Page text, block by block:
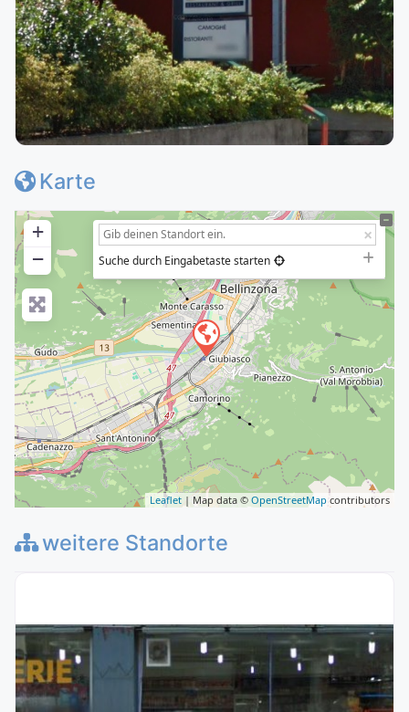
Karte
+
−
Suche durch Eingabetaste starten
Leaflet | Map data © OpenStreetMap contributors
weitere Standorte